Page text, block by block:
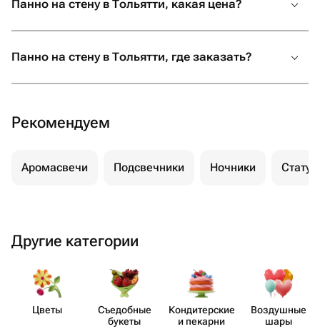
Панно на стену в Тольятти, какая цена?
Панно на стену в Тольятти, где заказать?
Рекомендуем
Аромасвечи Подсвечники Ночники
Другие категории
Цветы
Съедобные
букеты
Кондит​ерские
и пекарни
Воздушные
шары